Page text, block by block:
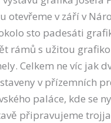
otevřeme v září v
sto padesáti
rámů s užitou
Celkem ne víc jak
v přízemních
paláce, kde se
připravujeme